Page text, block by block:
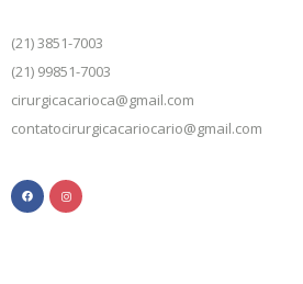
(21) 3851-7003
(21) 99851-7003
cirurgicacarioca@gmail.com
contatocirurgicacariocario@gmail.com